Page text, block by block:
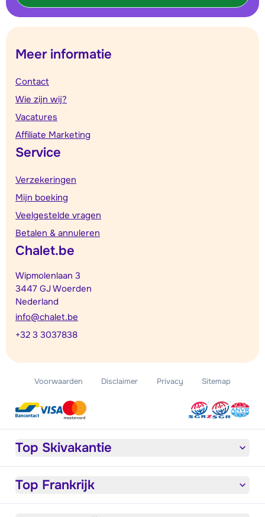
Meer informatie
Contact
Wie zijn wij?
Vacatures
Affiliate Marketing
Service
Verzekeringen
Mijn boeking
Veelgestelde vragen
Betalen & annuleren
Chalet.be
Wipmolenlaan 3
3447 GJ Woerden
Nederland
info@chalet.be
+32 3 3037838
Voorwaarden Disclaimer Privacy Sitemap
Top Skivakantie
Top Frankrijk